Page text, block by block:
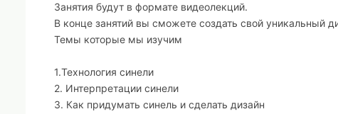
Занятия будут в формате видеолекций.
В конце занятий вы сможете создать свой уникальный
Темы которые мы изучим
1.Технология синели
2. Интерпретации синели
3. Как придумать синель и сделать дизайн